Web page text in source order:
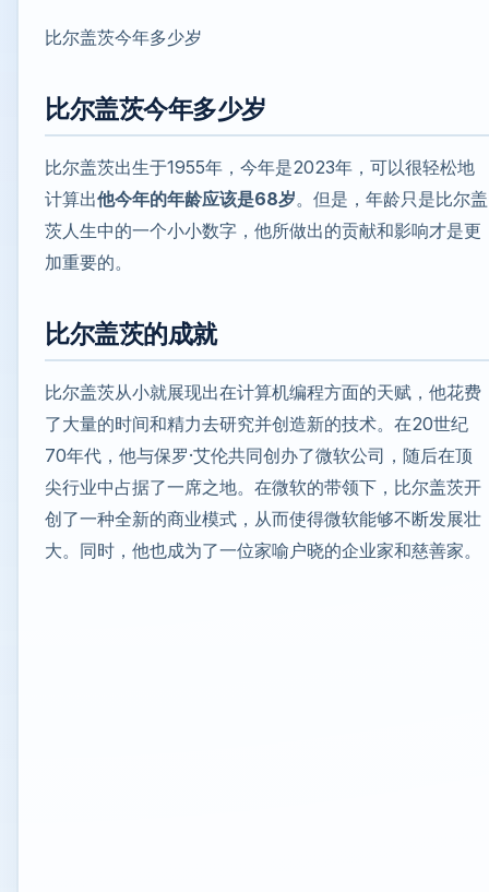
比尔盖茨今年多少岁
比尔盖茨今年多少岁
比尔盖茨出生于1955年，今年是2023年，可以很轻松地
计算出他今年的年龄应该是68岁。但是，年龄只是比尔盖
茨人生中的一个小小数字，他所做出的贡献和影响才是更
加重要的。
比尔盖茨的成就
比尔盖茨从小就展现出在计算机编程方面的天赋，他花费
了大量的时间和精力去研究并创造新的技术。在20世纪
70年代，他与保罗·艾伦共同创办了微软公司，随后在顶
尖行业中占据了一席之地。在微软的带领下，比尔盖茨开
创了一种全新的商业模式，从而使得微软能够不断发展壮
大。同时，他也成为了一位家喻户晓的企业家和慈善家。